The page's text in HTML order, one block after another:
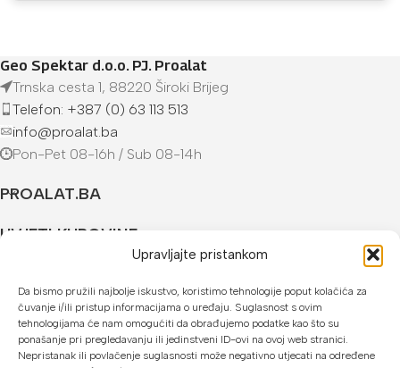
Upravljajte pristankom
Da bismo pružili najbolje iskustvo, koristimo tehnologije poput kolačića za
čuvanje i/ili pristup informacijama o uređaju. Suglasnost s ovim
tehnologijama će nam omogućiti da obrađujemo podatke kao što su
ponašanje pri pregledavanju ili jedinstveni ID-ovi na ovoj web stranici.
Nepristanak ili povlačenje suglasnosti može negativno utjecati na određene
Geo Spektar d.o.o. PJ. Proalat
Trnska cesta 1, 88220 Široki Brijeg
Telefon: +387 (0) 63 113 513
info@proalat.ba
Pon-Pet 08-16h / Sub 08-14h
PROALAT.BA
UVJETI KUPOVINE
U našoj web trgovini možete platiti:
Kreditnim karticama jednokratno ili do 24 rate